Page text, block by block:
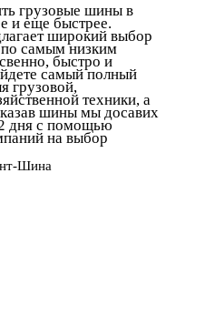
грузовые шины в
и еще быстрее.
широкий выбор
самым низким
быстро и
самый полный
грузовой,
техники, а
шины мы досавих
дня с помощью
на выбор